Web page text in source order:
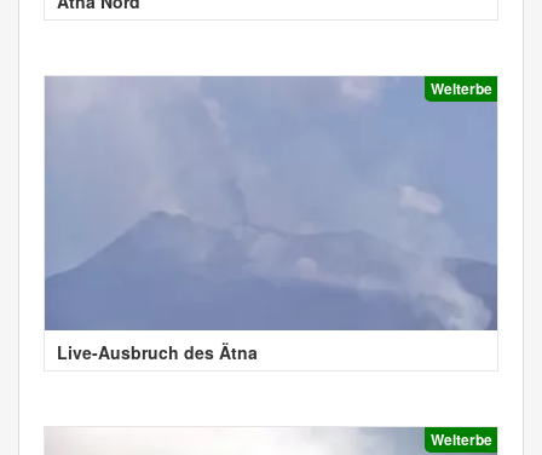
Welterbe
Live-Ausbruch des Ätna
Welterbe